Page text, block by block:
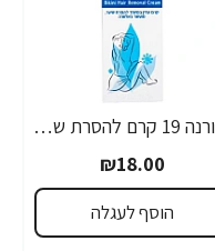
אורנה 19 קרם להסרת שיער לקו הביקיני 90 מ"ל
₪18.00
הוסף לעגלה